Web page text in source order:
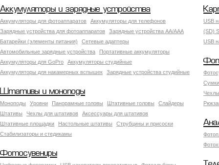
Аккумуляторы и зарядные устройства
Аккумуляторы для фотоаппаратов
Аккумуляторы для телефонов
Зарядные устройства для фотоаппаратов
Зарядные устройства AA/AAA
Батарейки (элементы питания)
Сетевые адаптеры
Автомобильные зарядные устройства
Портативные аккумуляторы
Аккумуляторы для GoPro
Аккумуляторы студийные
Аккумуляторы для накамерных вспышек
Зарядные устройства студийные
USB
(SD)
USB
Штативы и моноподы
Моноподы Уровни Панорамные головы Штативные головы
Слайдеры
Штативы
Чехлы для штативов
Аксессуары для штативов
Штативные площадки
Настольные штативы
Струбцины и присоски
Стабилизаторы и стедикамы
Фотосувениры